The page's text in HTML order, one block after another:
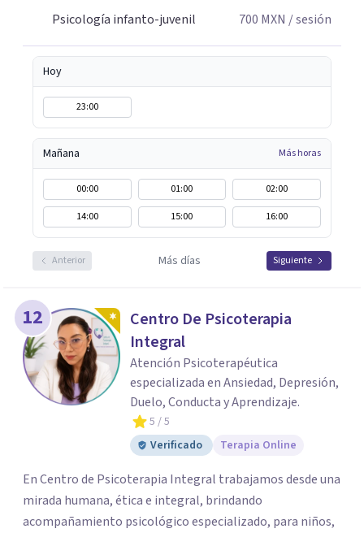
Psicología infanto-juvenil
700 MXN / sesión
Hoy
23:00
Mañana Más horas
00:00 01:00
02:00
14:00
15:00 16:00
Anterior Más días Siguiente
12
Centro De Psicoterapia
Integral
Atención Psicoterapéutica
especializada en Ansiedad, Depresión,
Duelo, Conducta y Aprendizaje.
5 / 5
Verificado
Terapia Online
En Centro de Psicoterapia Integral trabajamos desde una
mirada humana, ética e integral, brindando
acompañamiento psicológico especializado, para niños,